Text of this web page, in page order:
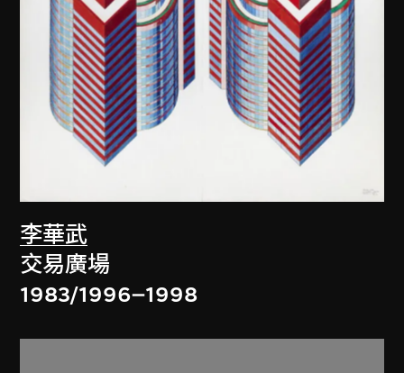
李華武
交易廣場
1983/1996–1998